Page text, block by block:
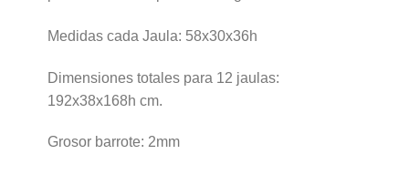
Medidas cada Jaula: 58x30x36h
Dimensiones totales para 12 jaulas:
192x38x168h cm.
Grosor barrote: 2mm